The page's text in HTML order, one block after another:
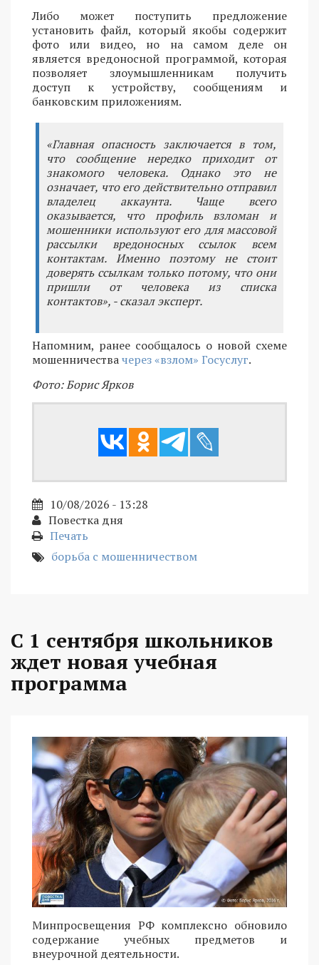
Либо может поступить предложение
установить файл, который якобы содержит
фото или видео, но на самом деле он
является вредоносной программой, которая
позволяет злоумышленникам получить
доступ к устройству, сообщениям и
банковским приложениям.
«Главная опасность заключается в том,
что сообщение нередко приходит от
знакомого человека. Однако это не
означает, что его действительно отправил
владелец аккаунта. Чаще всего
оказывается, что профиль взломан и
мошенники используют его для массовой
рассылки вредоносных ссылок всем
контактам. Именно поэтому не стоит
доверять ссылкам только потому, что они
пришли от человека из списка
контактов», - сказал эксперт.
Напомним, ранее сообщалось о новой схеме
мошенничествачерез «взлом» Госуслуг.
Фото: Борис Ярков
10/08/2026 - 13:28
Повестка дня
Печать
борьба с мошенничеством
С 1 сентября школьников
ждет новая учебная
программа
Минпросвещения РФ комплексно обновило
содержание учебных предметов и
внеурочной деятельности.